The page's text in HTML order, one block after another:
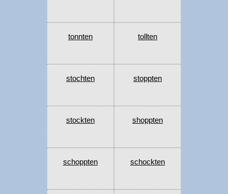
tonnten tollten
stochten stoppten
stockten shoppten
schoppten schockten